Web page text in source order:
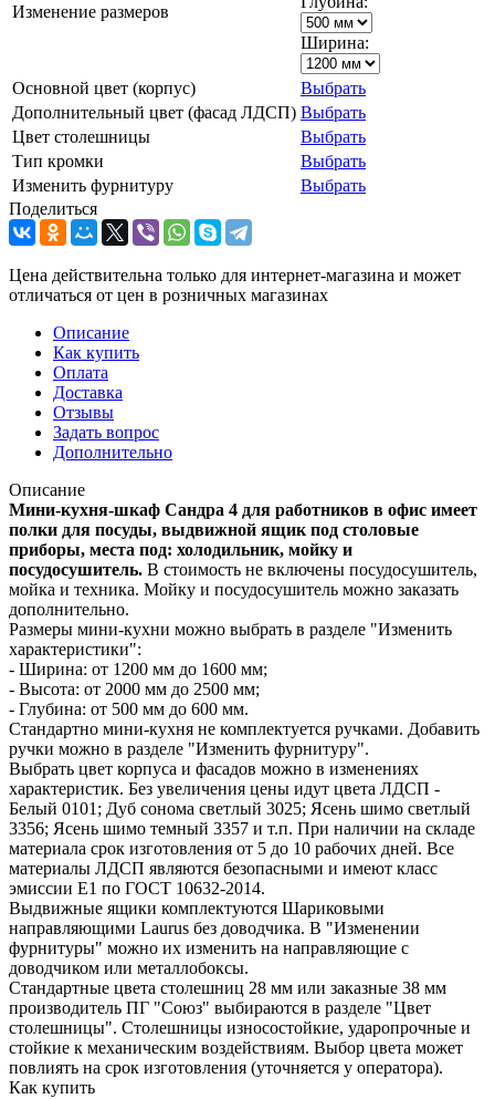
Изменение размеров
Ширина:
Основной цвет (корпус)
Выбрать
Дополнительный цвет (фасад ЛДСП) Выбрать
Цвет столешницы
Выбрать
Тип кромки
Выбрать
Изменить фурнитуру
Выбрать
Поделиться
Цена действительна только для интернет-магазина и может
отличаться от цен в розничных магазинах
Описание
Как купить
Оплата
Доставка
Отзывы
Задать вопрос
Дополнительно
Описание
Мини-кухня-шкаф Сандра 4 для работников в офис имеет
полки для посуды, выдвижной ящик под столовые
приборы, места под: холодильник, мойку и
посудосушитель. В стоимость не включены посудосушитель,
мойка и техника. Мойку и посудосушитель можно заказать
дополнительно.
Размеры мини-кухни можно выбрать в разделе "Изменить
характеристики":
- Ширина: от 1200 мм до 1600 мм;
- Высота: от 2000 мм до 2500 мм;
- Глубина: от 500 мм до 600 мм.
Стандартно мини-кухня не комплектуется ручками. Добавить
ручки можно в разделе "Изменить фурнитуру".
Выбрать цвет корпуса и фасадов можно в изменениях
характеристик. Без увеличения цены идут цвета ЛДСП -
Белый 0101; Дуб сонома светлый 3025; Ясень шимо светлый
3356; Ясень шимо темный 3357 и т.п. При наличии на складе
материала срок изготовления от 5 до 10 рабочих дней. Все
материалы ЛДСП являются безопасными и имеют класс
эмиссии Е1 по ГОСТ 10632-2014.
Выдвижные ящики комплектуются Шариковыми
направляющими Laurus без доводчика. В "Изменении
фурнитуры" можно их изменить на направляющие с
доводчиком или металлобоксы.
Стандартные цвета столешниц 28 мм или заказные 38 мм
производитель ПГ "Союз" выбираются в разделе "Цвет
столешницы". Столешницы износостойкие, ударопрочные и
стойкие к механическим воздействиям. Выбор цвета может
повлиять на срок изготовления (уточняется у оператора).
Как купить